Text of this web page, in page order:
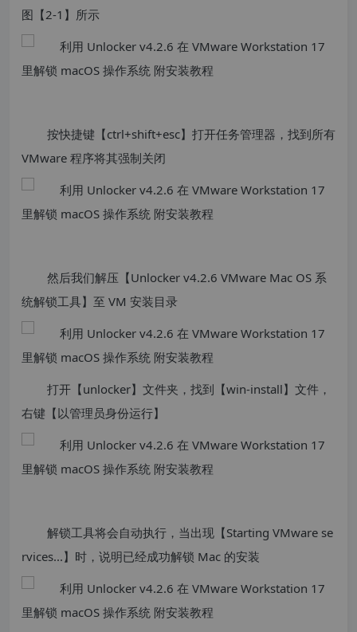
图【2-1】所示
按快捷键【ctrl+shift+esc】打开任务管理器，找到所有
VMware 程序将其强制关闭
然后我们解压【Unlocker v4.2.6 VMware Mac OS 系
统解锁工具】至 VM 安装目录
​打开【unlocker】文件夹，找到【win-install】文件，
右键【以管理员身份运行】
解锁工具将会自动执行，当出现【Starting VMware se
rvices...】时，说明已经成功解锁 Mac 的安装